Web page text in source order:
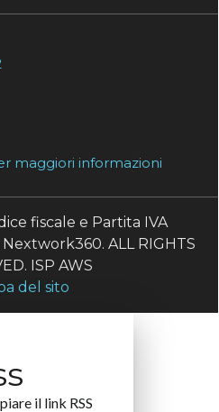
maggiori informazioni
fiscale e Partita IVA
ALL RIGHTS
ISP AWS
del sito
il link RSS